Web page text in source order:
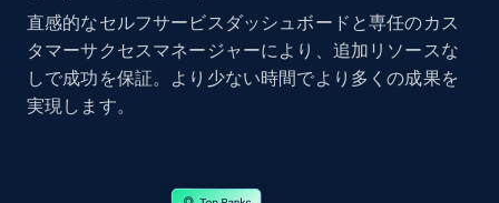
直感的なセルフサービスダッシュボードと専任のカス
タマーサクセスマネージャーにより、追加リソースな
しで成功を保証。より少ない時間でより多くの成果を
実現します。